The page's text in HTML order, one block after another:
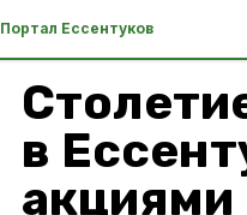
Портал Ессентуков
в
акциями